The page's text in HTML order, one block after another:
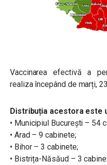
Vaccinarea efectivă a
realiza începând de marți,
Distribuția acestora este
• Municipiul București – 54
• Arad – 9 cabinete;
• Bihor – 3 cabinete;
• Bistrița-Năsăud – 3